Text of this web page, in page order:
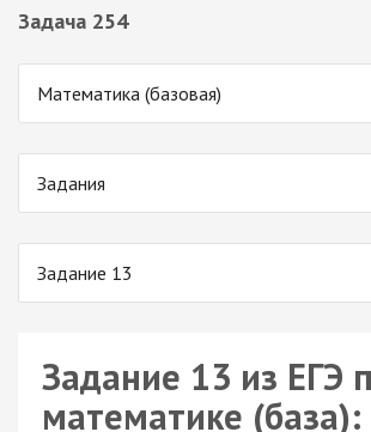
Задача 254
Математика (базовая)
Задания
Задание 13
Задание 13 из ЕГЭ
математике (база):